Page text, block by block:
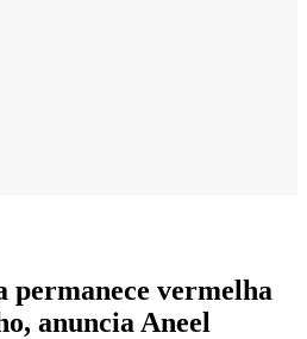
vermelha
anuncia Aneel